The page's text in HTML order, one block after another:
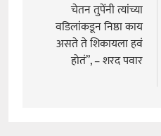
navigation
चेतन तुपेंनी त्यांच्या
वडिलांकडून निष्ठा काय
असते ते शिकायला हवं
होतं”, – शरद पवार